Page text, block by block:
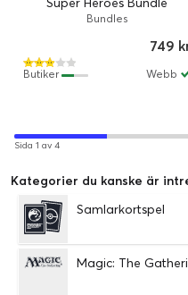
Bundles
749
Webb
Butiker
Sida 1 av 4
Kategorier du kanske är
Samlarkortspel
Magic: The